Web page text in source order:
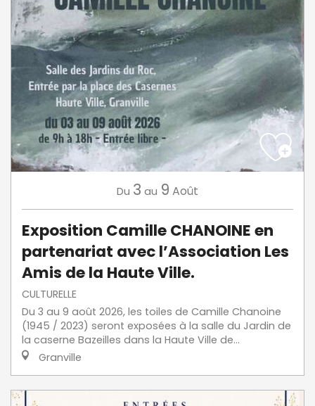
Du 3 au 9 Août
Exposition Camille CHANOINE en
partenariat avec l’Association Les
Amis de la Haute Ville.
CULTURELLE
Du 3 au 9 août 2026, les toiles de Camille Chanoine
(1945 / 2023) seront exposées à la salle du Jardin de
la caserne Bazeilles dans la Haute Ville de...
Granville